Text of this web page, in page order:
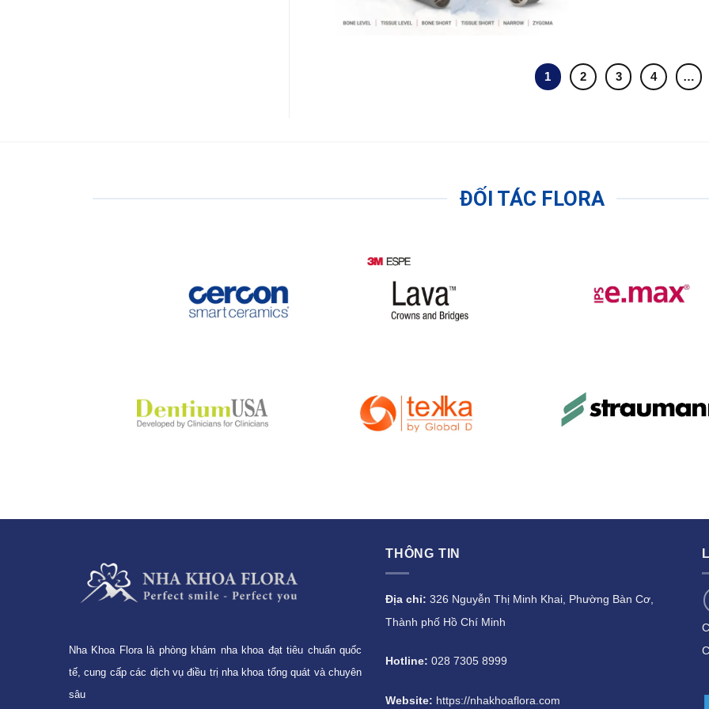
1 2 3 4 …
ĐỐI TÁC FLORA
Nha Khoa Flora là phòng khám nha khoa đạt tiêu chuẩn quốc
tế, cung cấp các dịch vụ điều trị nha khoa tổng quát và chuyên
sâu
THÔNG TIN
Địa chỉ: 326 Nguyễn Thị Minh Khai, Phường Bàn Cơ,
Thành phố Hồ Chí Minh
Hotline: 028 7305 8999
Website: https://nhakhoaflora.com